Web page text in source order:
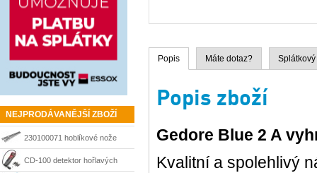
NEJPRODÁVANĚJŠÍ ZBOŽÍ
230100071 hoblíkové nože
HSS 210 mm Matrix
CD-100 detektor hořlavých
Popis Máte dotaz?
Popis zboží
Gedore Blue 2 A
Kvalitní a spolehlivý